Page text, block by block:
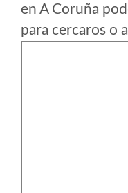
en A Coruña
para cercaros o